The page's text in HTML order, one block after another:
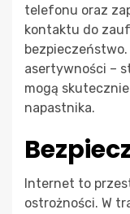
telefonu oraz
kontaktu do
asertywności –
mogą
napastnika.
Internet to
ostrożności. W